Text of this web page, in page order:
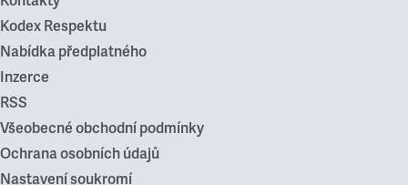
Kodex Respektu
Nabídka předplatného
Inzerce
RSS
Všeobecné obchodní podmínky
Ochrana osobních údajů
Nastavení soukromí